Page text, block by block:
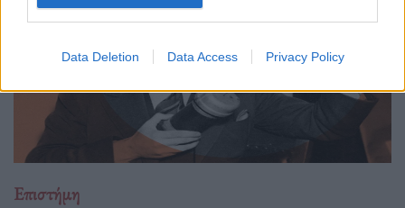
Data Deletion Data Access Privacy Policy
Επιστήμη